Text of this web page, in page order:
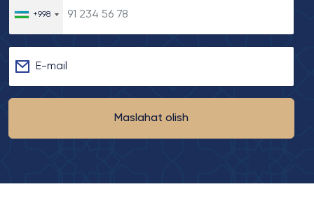
+998
E-mail
Maslahat olish